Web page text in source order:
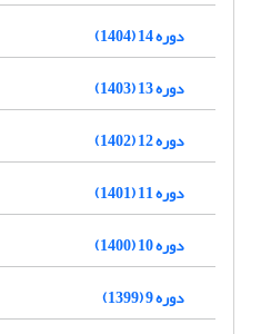
دوره 14 (1404)
دوره 13 (1403)
دوره 12 (1402)
دوره 11 (1401)
دوره 10 (1400)
دوره 9 (1399)